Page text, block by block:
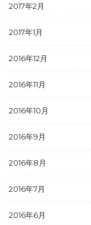
2017年2月
2017年1月
2016年12月
2016年11月
2016年10月
2016年9月
2016年8月
2016年7月
2016年6月